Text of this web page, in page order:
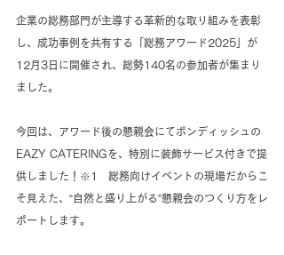
企業の総務部門が主導する革新的な取り組みを表彰
し、成功事例を共有する「総務アワード2025」が
12月3日に開催され、総勢140名の参加者が集まり
ました。
今回は、アワード後の懇親会にてボンディッシュの
EAZY CATERINGを、特別に装飾サービス付きで提
供しました！※1　総務向けイベントの現場だからこ
そ見えた、“自然と盛り上がる”懇親会のつくり方をレ
ポートします。